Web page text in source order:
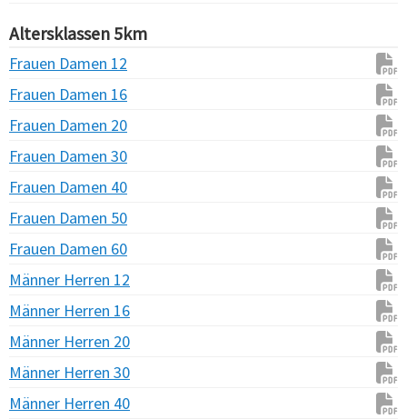
Altersklassen 5km
Frauen Damen 12
Frauen Damen 16
Frauen Damen 20
Frauen Damen 30
Frauen Damen 40
Frauen Damen 50
Frauen Damen 60
Männer Herren 12
Männer Herren 16
Männer Herren 20
Männer Herren 30
Männer Herren 40